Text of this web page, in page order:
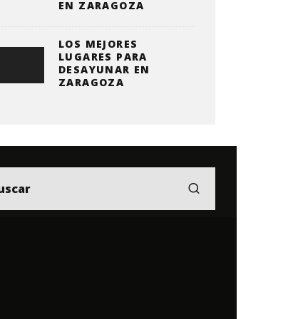
EN ZARAGOZA
LOS MEJORES
LUGARES PARA
DESAYUNAR EN
ZARAGOZA